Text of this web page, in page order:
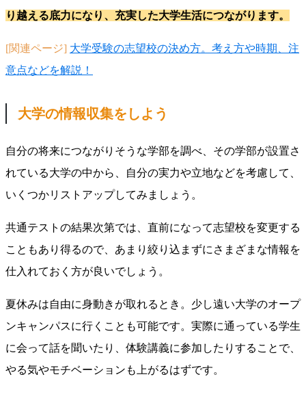
り越える底力になり、充実した大学生活につながります。
[関連ページ] 大学受験の志望校の決め方。考え方や時期、注
意点などを解説！
大学の情報収集をしよう
自分の将来につながりそうな学部を調べ、その学部が設置さ
れている大学の中から、自分の実力や立地などを考慮して、
いくつかリストアップしてみましょう。
共通テストの結果次第では、直前になって志望校を変更する
こともあり得るので、あまり絞り込まずにさまざまな情報を
仕入れておく方が良いでしょう。
夏休みは自由に身動きが取れるとき。少し遠い大学のオープ
ンキャンパスに行くことも可能です。実際に通っている学生
に会って話を聞いたり、体験講義に参加したりすることで、
やる気やモチベーションも上がるはずです。